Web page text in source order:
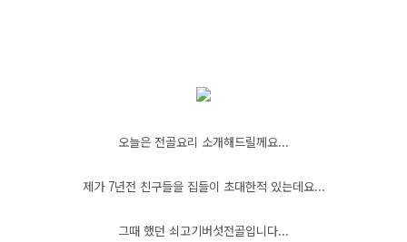
오늘은 전골요리 소개해드릴께요...
제가 7년전 친구들을 집들이 초대한적 있는데요...
그때 했던 쇠고기버섯전골입니다...